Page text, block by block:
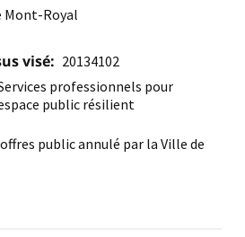
Mont-Royal
visé: 20134102
professionnels pour
public résilient
public annulé par la Ville de